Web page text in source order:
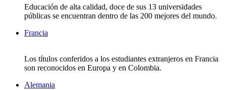
Educación de alta calidad, doce de sus 13 universidades
públicas se encuentran dentro de las 200 mejores del mundo.
Francia
Los títulos conferidos a los estudiantes extranjeros en Francia
son reconocidos en Europa y en Colombia.
Alemania